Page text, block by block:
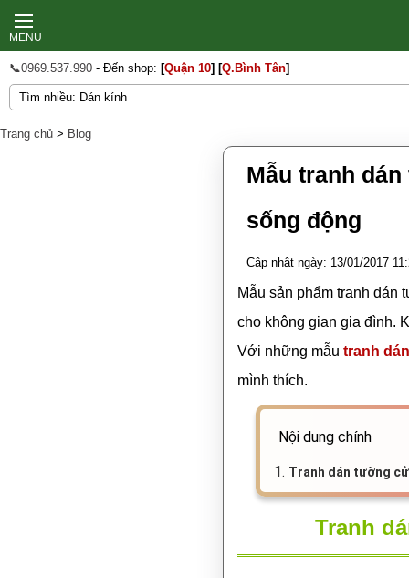
MENU
📞0969.537.990 - Đến shop: [Quận 10] [Q.Bình Tân]
Trang chủ > Blog
Mẫu tranh
sống động
Cập nhật ngày: 13/01/2017
Mẫu sản phẩm tranh
cho không gian gia đình.
Với những mẫu tranh
mình thích.
Nội dung chính
1. Tranh dán tường
Tranh